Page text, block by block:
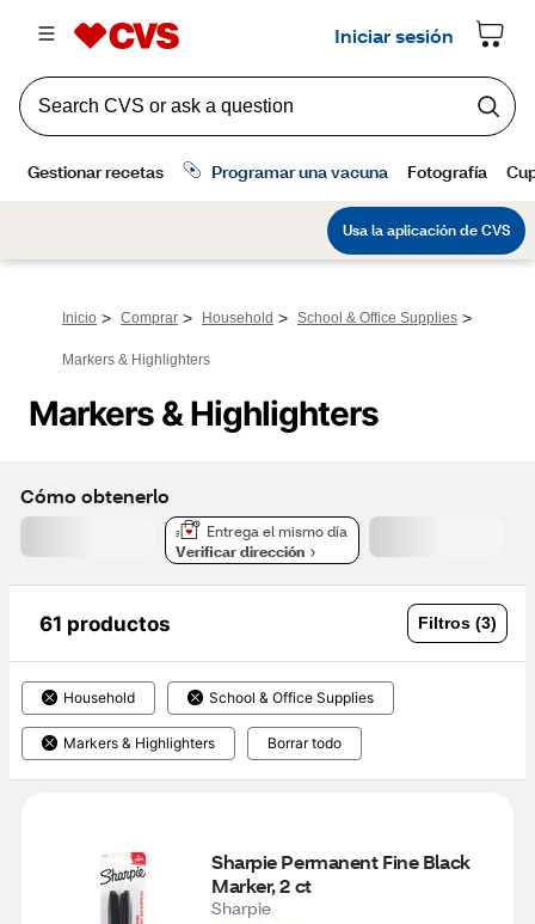
Inicio > Comprar > Household > School & Office Supplies >
Markers & Highlighters
Markers & Highlighters
Cómo obtenerlo
Entrega el mismo día
Verificar dirección
61 productos Filtros (3)
Household School & Office Supplies
Markers & Highlighters Borrar todo
Sharpie Permanent Fine Black
Marker, 2 ct
Sharpie